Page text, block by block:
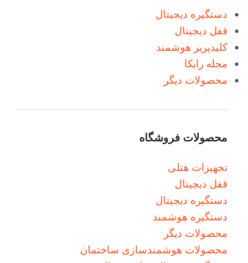
دستگیره دیجیتال
قفل دیجیتال
کلیدپریز هوشمند
مجله رایکا
محصولات دیگر
محصولات فروشگاه
تجهیزات هتلی
قفل دیجیتال
دستگیره دیجیتال
دستگیره هوشمند
محصولات دیگر
محصولات هوشمندسازی ساختمان